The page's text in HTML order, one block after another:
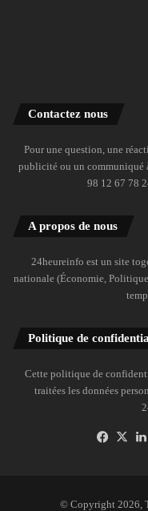
Contactez nous
Pour une question, une
publicité ou un communiqué
98 12 67 78
A propos de nous
24heureinfo est un site
nationale (Économie,
Politique de
Cette politique de
traitées les données
X
© Copyright 2026,